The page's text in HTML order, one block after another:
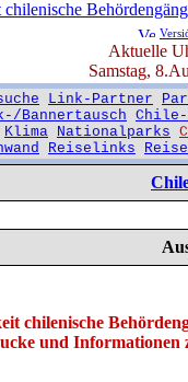
Aktuelle
Samstag,
Link-Partner
Bannertausch Chile-
Klima Nationalparks
Reiselinks
chilenische
und Informationen